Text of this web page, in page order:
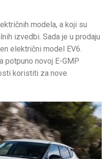
modela, a koji su
izvedbi. Sada je u prodaju
električni model EV6.
potpuno novoj E-GMP
koristiti za nove